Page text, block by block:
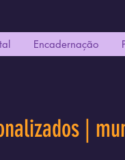
Encadernação
|